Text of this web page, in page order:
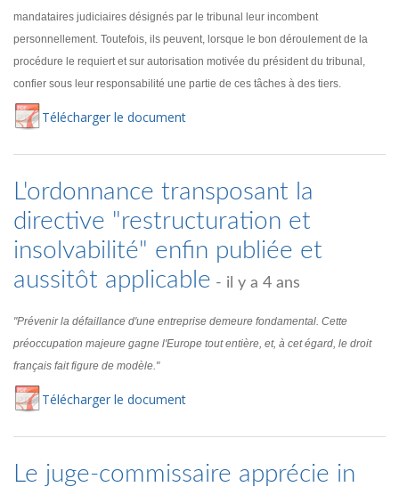
mandataires judiciaires désignés par le tribunal leur incombent
personnellement. Toutefois, ils peuvent, lorsque le bon déroulement de la
procédure le requiert et sur autorisation motivée du président du tribunal,
confier sous leur responsabilité une partie de ces tâches à des tiers.
Télécharger le document
L'ordonnance transposant la
directive "restructuration et
insolvabilité" enfin publiée et
aussitôt applicable - il y a 4 ans
"Prévenir la défaillance d'une entreprise demeure fondamental. Cette
préoccupation majeure gagne l'Europe tout entière, et, à cet égard, le droit
français fait figure de modèle."
Télécharger le document
Le juge-commissaire apprécie in